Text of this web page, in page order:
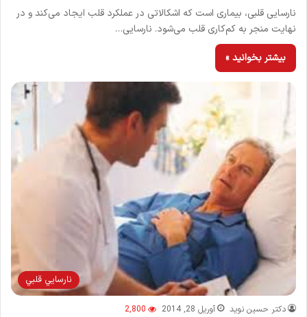
نارسایی قلبی، بیماری است که اشکالاتی در عملکرد قلب ایجاد می‌کند و در
نهایت منجر به کم‌کاری قلب می‌شود. نارسایی…
بیشتر بخوانید »
نارسايي قلبي
دکتر حسین نوید آوریل 28, 2014 2,800